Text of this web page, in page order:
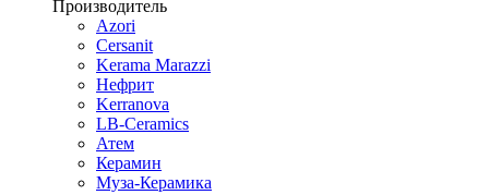
Производитель
Azori
Cersanit
Kerama Marazzi
Нефрит
Kerranova
LB-Ceramics
Атем
Керамин
Муза-Керамика